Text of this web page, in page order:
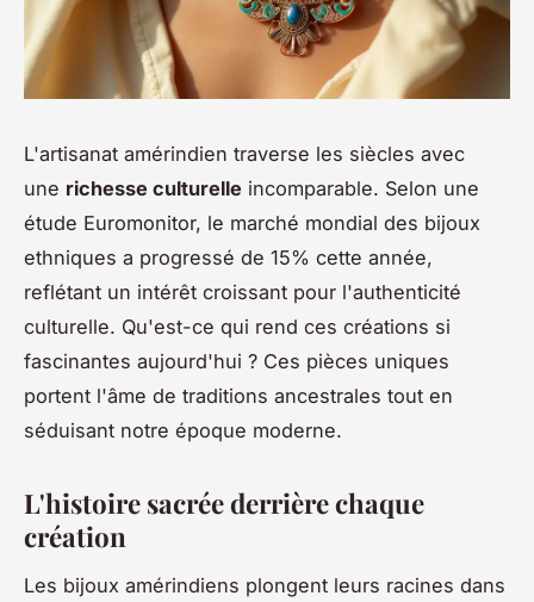
L'artisanat amérindien traverse les siècles avec
une richesse culturelle incomparable. Selon une
étude Euromonitor, le marché mondial des bijoux
ethniques a progressé de 15% cette année,
reflétant un intérêt croissant pour l'authenticité
culturelle. Qu'est-ce qui rend ces créations si
fascinantes aujourd'hui ? Ces pièces uniques
portent l'âme de traditions ancestrales tout en
séduisant notre époque moderne.
L'histoire sacrée derrière chaque
création
Les bijoux amérindiens plongent leurs racines dans